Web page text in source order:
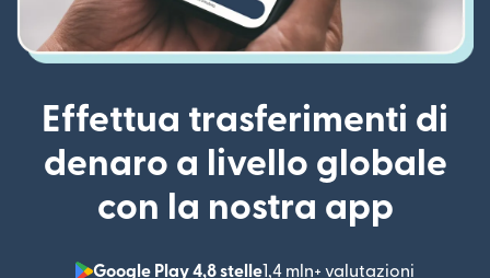
Effettua trasferimenti di
denaro a livello globale
con la nostra app
Google Play 4,8 stelle1,4 mln+ valutazioni